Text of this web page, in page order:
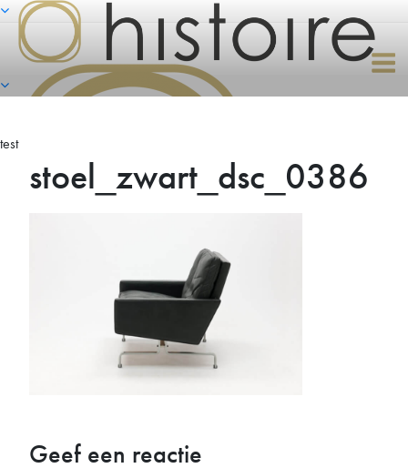
Naar
inhoud
springen
test
stoel_zwart_dsc_0386
Geef een reactie